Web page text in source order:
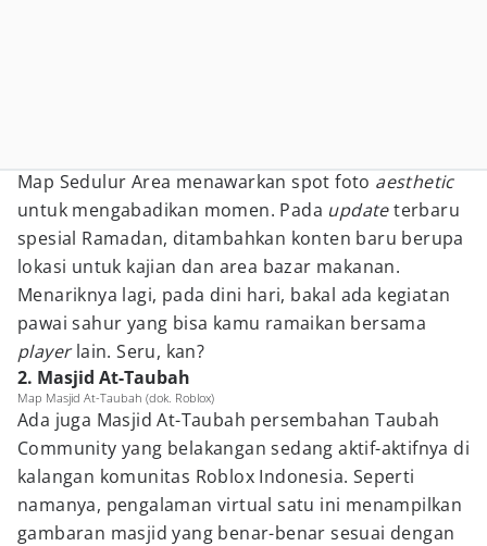
Map Sedulur Area menawarkan spot foto aesthetic
untuk mengabadikan momen. Pada updateterbaru
spesial Ramadan, ditambahkan konten baru berupa
lokasi untuk kajian dan area bazar makanan.
Menariknya lagi, pada dini hari, bakal ada kegiatan
pawai sahur yang bisa kamu ramaikan bersama
playerlain. Seru, kan?
2. Masjid At-Taubah
Map Masjid At-Taubah (dok. Roblox)
Ada juga Masjid At-Taubah persembahan Taubah
Community yang belakangan sedang aktif-aktifnya di
kalangan komunitas Roblox Indonesia. Seperti
namanya, pengalaman virtual satu ini menampilkan
gambaran masjid yang benar-benar sesuai dengan